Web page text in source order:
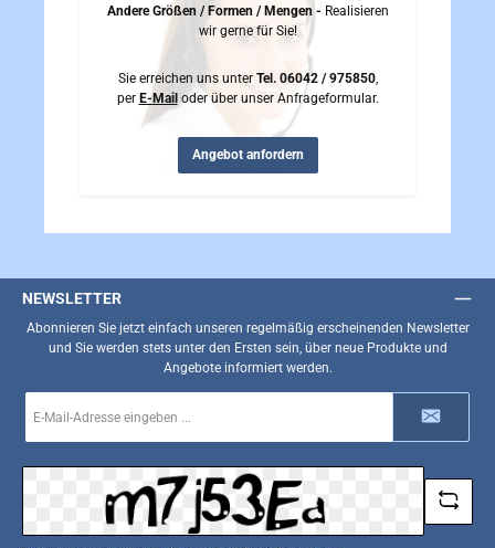
Andere Größen / Formen / Mengen - Realisieren
wir gerne für Sie!
Sie erreichen uns unter Tel. 06042 / 975850,
per E-Mail oder über unser Anfrageformular.
Angebot anfordern
NEWSLETTER
Abonnieren Sie jetzt einfach unseren regelmäßig erscheinenden Newsletter
und Sie werden stets unter den Ersten sein, über neue Produkte und
Angebote informiert werden.
Mail-
*